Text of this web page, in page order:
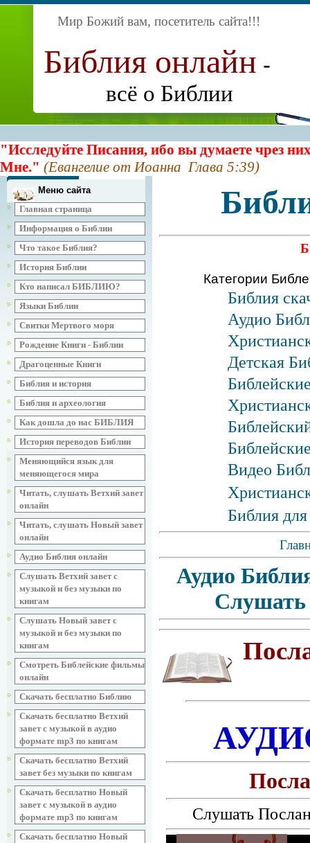
Мир Божий вам, посетитель сайта!!!
Библия онлайн -
всё о Библии
"Исследуйте Писания, ибо вы думаете чрез
Мне." (Евангелие от Иоанна Глава 5:39)
Меню сайта
Главная страница
Информация о Библии
Что такое Библия?
История Библии
Кто написал БИБЛИЮ?
Языки Библии
Свитки Мертвого моря
Рождение Книги - Библии
Драгоценные Книги
Библия и история
Библия и археология
Как дошла до нас БИБЛИЯ
История переводов Библии
Меняющийся язык для
меняющегося мира
Читать, слушать Ветхий завет
онлайн
Читать, слушать Новый завет
онлайн
Аудио Библия онлайн
Слушать Ветхий завет с
музыкой и без музыки по
книгам
Слушать Новый завет с
музыкой и без музыки по
книгам
Смотреть Библейские фильмы
онлайн
Скачать бесплатно Библию
Скачать бесплатно Ветхий
завет с музыкой в аудио
формате mp3 по книгам
Скачать бесплатно Ветхий
завет без музыки по книгам
Скачать бесплатно Новый
завет с музыкой в аудио
формате mp3 по книгам
Скачать бесплатно Новый
Категории
Библия
Аудио
Детская
Видео
Библия
Аудио
Слушать
Слушать